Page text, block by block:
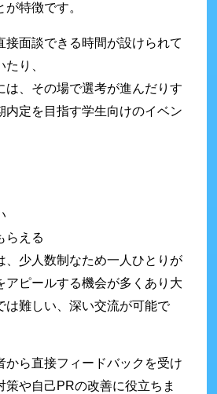
特徴です。
接面談できる時間が設けられて
り、
は、その場で選考が進んだりす
内定を目指す学生向けのイベン
らえる
、少人数制なため一人ひとりが
アピールする機会が多くあり大
は難しい、深い交流が可能で
から直接フィードバックを受け
策や自己PRの改善に役立ちま